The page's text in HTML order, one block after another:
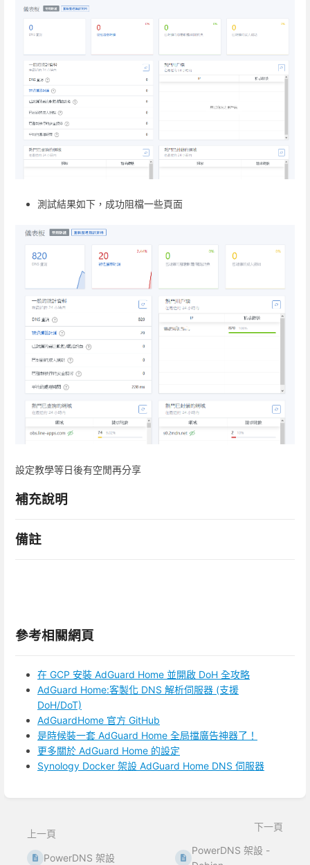
測試結果如下，成功阻檔一些頁面
設定教學等日後有空閒再分享
補充說明
備註
參考相關網頁
在 GCP 安裝 AdGuard Home 並開啟 DoH 全攻略
AdGuard Home:客製化 DNS 解析伺服器 (支援
DoH/DoT)
AdGuardHome 官方 GitHub
是時候裝一套 AdGuard Home 全局擋廣告神器了！
更多關於 AdGuard Home 的設定
Synology Docker 架設 AdGuard Home DNS 伺服器
段上一頁
PowerDNS 架設
下一頁
PowerDNS 架設 -